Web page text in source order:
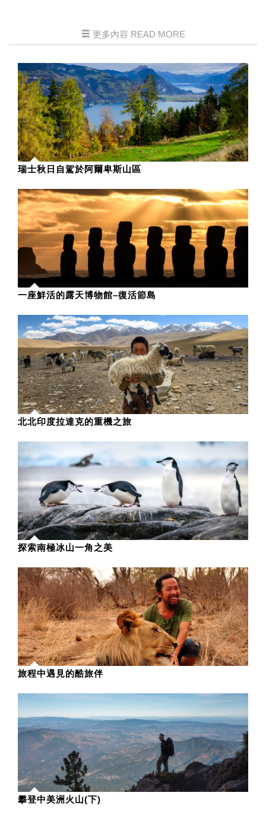
更多內容 READ MORE
瑞士秋日自駕於阿爾卑斯山區
一座鮮活的露天博物館–復活節島
北北印度拉達克的重機之旅
探索南極冰山一角之美
旅程中遇見的酷旅伴
攀登中美洲火山(下)